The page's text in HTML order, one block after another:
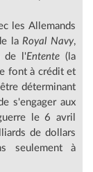
les Allemands
la Royal Navy,
de l'Entente(la
font à crédit et
déterminant
s'engager aux
le 6 avril
de dollars
seulement à